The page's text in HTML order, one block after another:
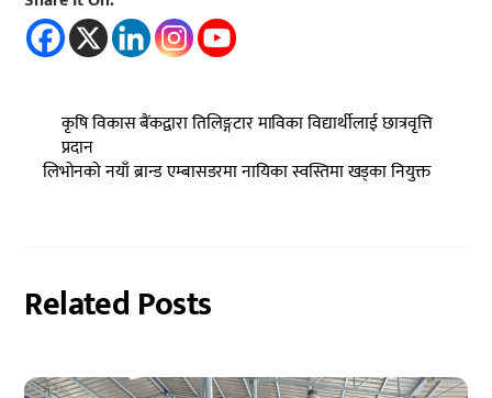
कृषि विकास बैंकद्वारा तिलिङ्गटार माविका विद्यार्थीलाई छात्रवृत्ति
प्रदान
लिभोनको नयाँ ब्रान्ड एम्बासडरमा नायिका स्वस्तिमा खड्का नियुक्त
Related Posts